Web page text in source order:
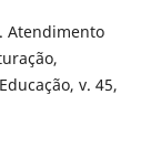
Atendimento
v. 45,